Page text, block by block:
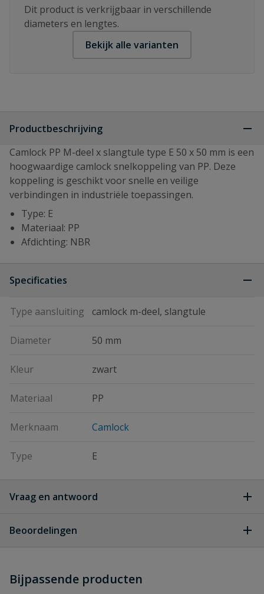
Dit product is verkrijgbaar in verschillende
diameters en lengtes.
Bekijk alle varianten
Productbeschrijving
Camlock PP M-deel x slangtule type E 50 x 50 mm is een
hoogwaardige camlock snelkoppeling van PP. Deze
koppeling is geschikt voor snelle en veilige
verbindingen in industriële toepassingen.
Type: E
Materiaal: PP
Afdichting: NBR
Specificaties
Type aansluiting camlock m-deel, slangtule
Diameter 50 mm
Kleur zwart
Materiaal PP
Merknaam Camlock
Type E
Vraag en antwoord
dit product?
Beoordelingen
Schrijf zelf een beoordeling
Bijpassende producten